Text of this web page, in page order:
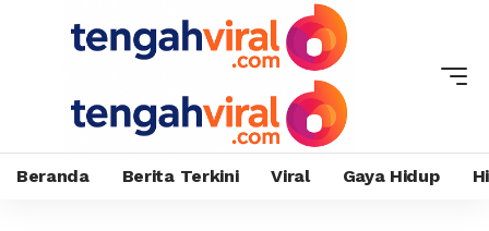
Beranda Berita Terkini Viral Gaya Hidup